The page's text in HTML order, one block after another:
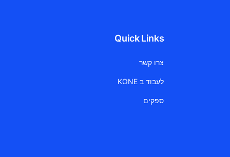
Quick Links
צרו קשר
לעבוד ב KONE
ספקים